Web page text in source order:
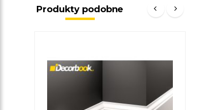
Produkty podobne